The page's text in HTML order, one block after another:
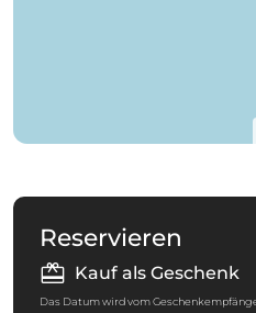
Reservieren
Kauf als Geschenk
Das Datum wird vom